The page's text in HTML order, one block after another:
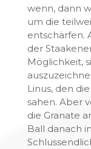
wenn, dann
um die
entschärfen.
der
Möglichkeit,
Linus, den
sahen. Aber
die Granate
Ball danach